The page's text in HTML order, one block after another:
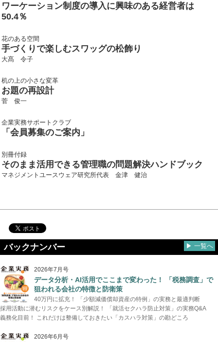
ワーケーション制度の導入に興味のある経営者は
50.4％
花のある空間
手づくりで楽しむスワッグの松飾り
大髙 令子
机の上の小さな変革
お題の再設計
菅 俊一
企業実務サポートクラブ
「会員募集のご案内」
別冊付録
そのまま活用できる管理職の問題解決ハンドブック
マネジメントユースウェア研究所代表 金津 健治
バックナンバー ▶ 一覧へ
2026年7月号
データ分析・AI活用でここまで変わった！ 「税務調査」で
狙われる会社の特徴と防衛策
40万円に拡充！ 「少額減価償却資産の特例」の実務と最適判断
採用活動に潜むリスクをケース別解説！ 「就活セクハラ防止対策」の実務Q&A
義務化目前！ これだけは整備しておきたい「カスハラ対策」の勘どころ
2026年6月号